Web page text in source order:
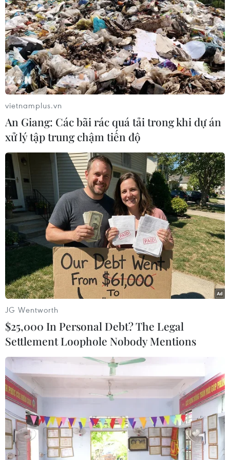
và nhiều khách sạn tiếp tục bị đe dọa.
Xuất hiện đảo cát mới nổi rộng hơn 15ha
trên vùng biển Hội An
05/04/2019 11:37
Nằm cách bờ biển Hội An khoảng hơn 2km, đảo cát
mới hình thành trên khu vực tuyến đường thủy nội địa
Hội An-Cù Lao Chàm, rộng hơn 15ha và đang có xu
hướng tăng dần kích thước cả chiều dài lẫn rộng.
vietnamplus.vn
An Giang: Các bãi rác quá tải trong khi dự án
xử lý tập trung chậm tiến độ
JG Wentworth
$25,000 In Personal Debt? The Legal
Settlement Loophole Nobody Mentions